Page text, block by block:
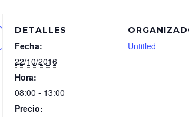
DETALLES
Fecha:
22/10/2016
Hora:
08:00 - 13:00
Precio:
Untitled